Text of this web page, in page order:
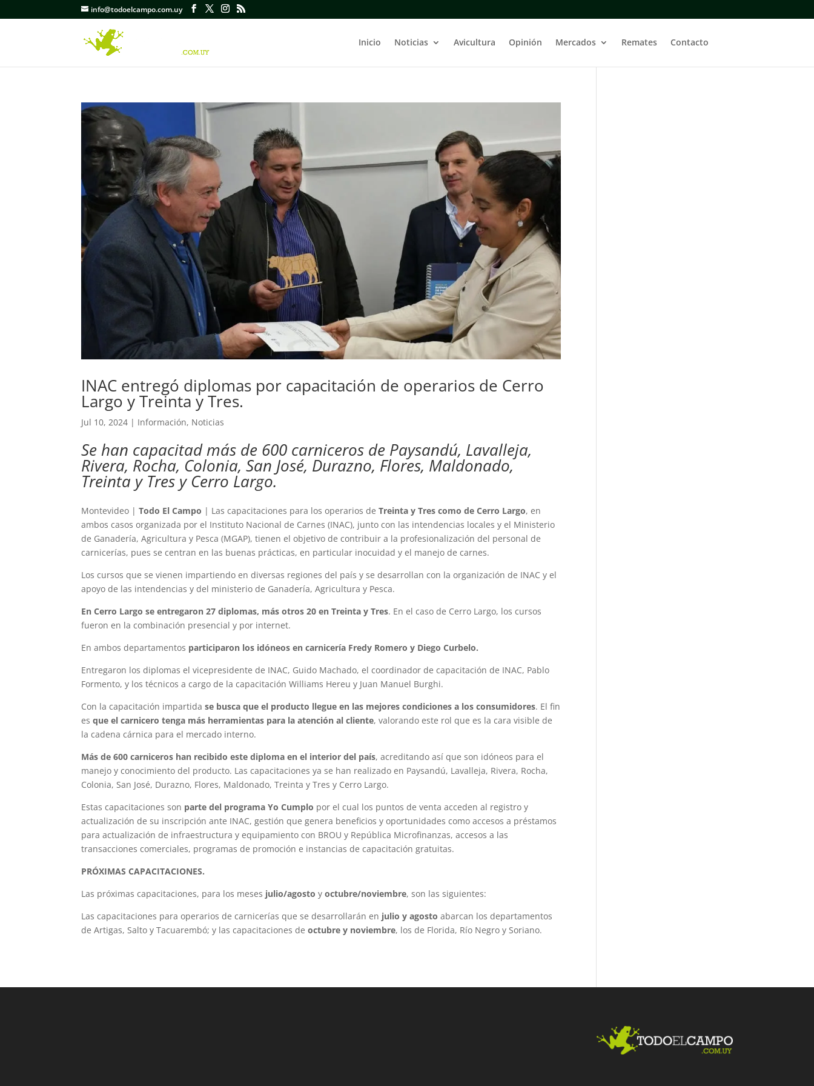
info@todoelcampo.com.uy
Inicio Noticias Avicultura Opinión Mercados Remates Contacto
INAC entregó diplomas por capacitación de operarios de Cerro
Largo y Treinta y Tres.
Jul 10, 2024 | Información, Noticias
Se han capacitad más de 600 carniceros de Paysandú, Lavalleja,
Rivera, Rocha, Colonia, San José, Durazno, Flores, Maldonado,
Treinta y Tres y Cerro Largo.
Montevideo |Todo El Campo | Las capacitaciones para los operarios deTreinta y Tres como de Cerro Largo, en
ambos casos organizada por el Instituto Nacional de Carnes (INAC), junto con las intendencias locales y el Ministerio
de Ganadería, Agricultura y Pesca (MGAP), tienen el objetivo de contribuir a la profesionalización del personal de
carnicerías, pues se centran en las buenas prácticas, en particular inocuidad y el manejo de carnes.
Los cursos que se vienen impartiendo en diversas regiones del país y se desarrollan con la organización de INAC y el
apoyo de las intendencias y del ministerio de Ganadería, Agricultura y Pesca.
En Cerro Largo se entregaron 27 diplomas, más otros 20 en Treinta y Tres. En el caso de Cerro Largo, los cursos
fueron en la combinación presencial y por internet.
En ambos departamentos participaron los idóneos en carnicería Fredy Romero y Diego Curbelo.
Entregaron los diplomas el vicepresidente de INAC, Guido Machado, el coordinador de capacitación de INAC, Pablo
Formento, y los técnicos a cargo de la capacitación Williams Hereu y Juan Manuel Burghi.
Con la capacitación impartidase busca que el producto llegue en las mejores condiciones a los consumidores. El fin
esque el carnicero tenga más herramientas para la atención al cliente, valorando este rol que es la cara visible de
la cadena cárnica para el mercado interno.
Más de 600 carniceros han recibido este diploma en el interior del país, acreditando así que son idóneos para el
manejo y conocimiento del producto. Las capacitaciones ya se han realizado en Paysandú, Lavalleja, Rivera, Rocha,
Colonia, San José, Durazno, Flores, Maldonado, Treinta y Tres y Cerro Largo.
Estas capacitaciones son parte del programa Yo Cumplo por el cual los puntos de venta acceden al registro y
actualización de su inscripción ante INAC, gestión que genera beneficios y oportunidades como accesos a préstamos
para actualización de infraestructura y equipamiento con BROU y República Microfinanzas, accesos a las
transacciones comerciales, programas de promoción e instancias de capacitación gratuitas.
PRÓXIMAS CAPACITACIONES.
Las próximas capacitaciones, para los meses julio/agosto yoctubre/noviembre, son las siguientes:
Las capacitaciones para operarios de carnicerías que se desarrollarán en julio y agosto abarcan los departamentos
de Artigas, Salto y Tacuarembó; y las capacitaciones deoctubre y noviembre, los de Florida, Río Negro y Soriano.